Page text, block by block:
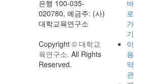
은행 100-035-
020780, 예금주: (사)
대학교육연구소
Copyright © 대학교
육연구소. All Rights
Reserved.
바
로
가
기
이
용
약
관